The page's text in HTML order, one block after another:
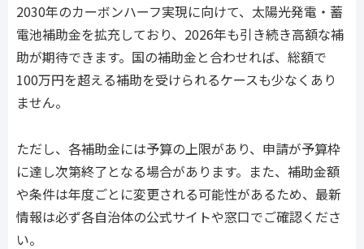
2030年のカーボンハーフ実現に向けて、太陽光発電・蓄
電池補助金を拡充しており、2026年も引き続き高額な補
助が期待できます。国の補助金と合わせれば、総額で
100万円を超える補助を受けられるケースも少なくあり
ません。
ただし、各補助金には予算の上限があり、申請が予算枠
に達し次第終了となる場合があります。また、補助金額
や条件は年度ごとに変更される可能性があるため、最新
情報は必ず各自治体の公式サイトや窓口でご確認くださ
い。